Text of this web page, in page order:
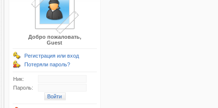
Добро пожаловать,
Guest
Регистрация или вход
Потеряли пароль?
Ник:
Пароль: